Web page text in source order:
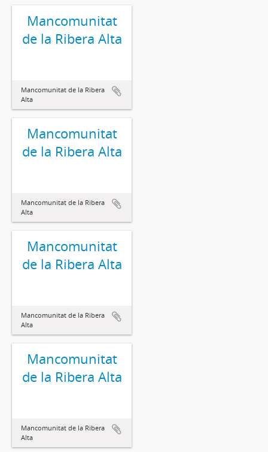
Mancomunitat
de la Ribera Alta
Mancomunitat de la Ribera
Alta
Mancomunitat
de la Ribera Alta
Mancomunitat de la Ribera
Alta
Mancomunitat
de la Ribera Alta
Mancomunitat de la Ribera
Alta
Mancomunitat
de la Ribera Alta
Mancomunitat de la Ribera
Alta